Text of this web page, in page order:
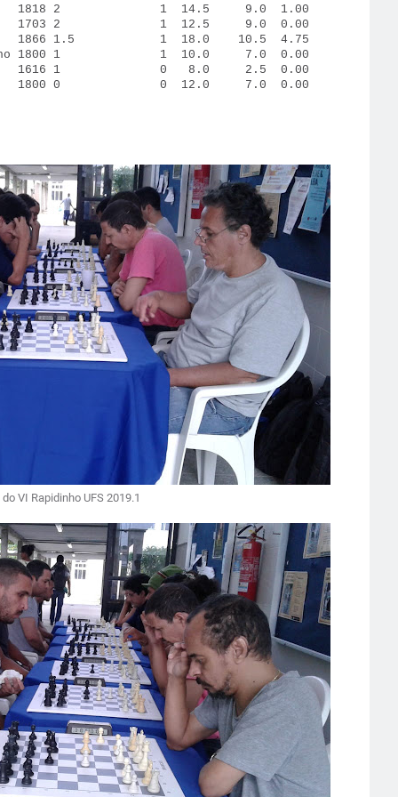
Brito 1818 2 1 14.5 9.0 1.00
1703 2 1 12.5 9.0 0.00
1866 1.5 1 18.0 10.5 4.75
Carvalho 1800 1 1 10.0 7.0 0.00
1616 1 0 8.0 2.5 0.00
Silva 1800 0 0 12.0 7.0 0.00
VI Rapidinho UFS 2019.1